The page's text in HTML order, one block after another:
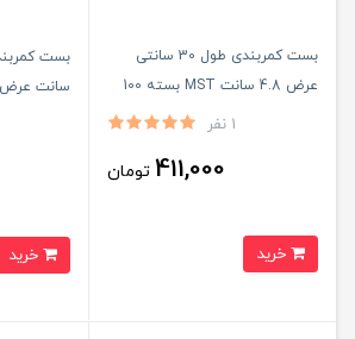
بست کمربندی طول 30 سانتی
عرض 4.8 سانت MST بسته 100
1 نفر
411,000 تومان